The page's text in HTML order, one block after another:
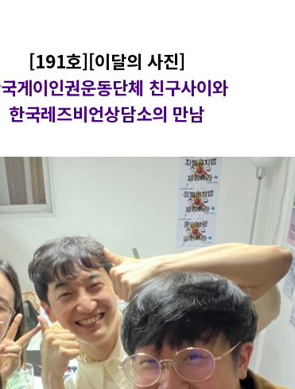
[191호][이달의 사진]
게이인권운동단체 친구사이와
한국레즈비언상담소의 만남